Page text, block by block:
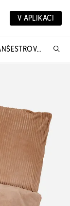
V APLIKACI
POVLEČENÍ CASHMERE TOUCH S MANŠESTROVÝM VZHLEDEM